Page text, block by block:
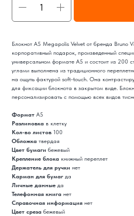
Блокнот А5 Megapolis Velvet от бренда Bruno
корпоративный подарок, произведенный
универсальном формате А5 и состоит из 200
углами выполнена из традиционного
на ощупь фактурой soft-touch. Она
для фиксации блокнота в закрытом виде.
персонализировать с помощью всех видов
Формат А5
Разлиновка в клетку
Кол-во листов 100
Обложка твердая
Цвет бумаги бежевый
Крепление блока книжный переплет
Держатель для ручки нет
Карман для бумаг да
Личные данные да
Телефонная книга нет
Справочная информация нет
Цвет среза бежевый